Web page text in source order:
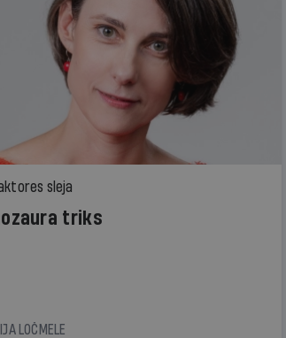
sleja
triks
LOČMELE